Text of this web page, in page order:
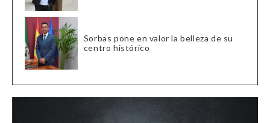
Sorbas pone en valor la belleza de su
centro histórico